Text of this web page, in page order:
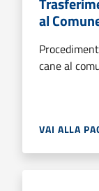
al
cane al
VAI ALLA